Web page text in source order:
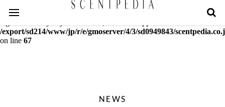
Warning
: mcrypt_decrypt(): Key of size 18 not supported by this
/export/sd214/www/jp/r/e/gmoserver/4/3/sd0949843/
on line 67
NEWS